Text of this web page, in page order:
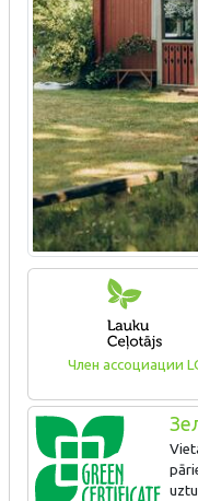
Член ассоциации